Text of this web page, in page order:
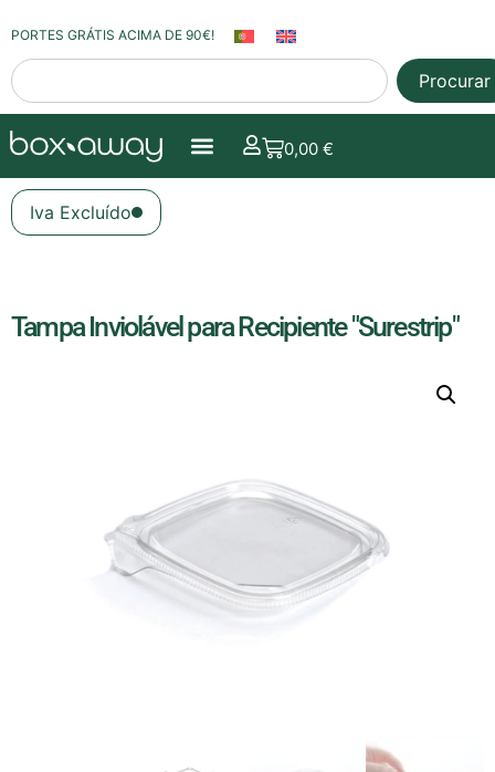
PORTES GRÁTIS ACIMA DE 90€!
Procurar
0,00€
Iva Excluído
Tampa Inviolável para Recipiente "Surestrip"